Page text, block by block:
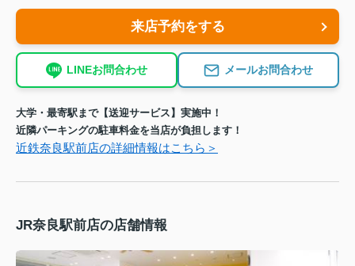
来店予約をする
LINEお問合わせ メールお問合わせ
大学・最寄駅まで【送迎サービス】実施中！
近隣パーキングの駐車料金を当店が負担します！
近鉄奈良駅前店の詳細情報はこちら＞
JR奈良駅前店の店舗情報